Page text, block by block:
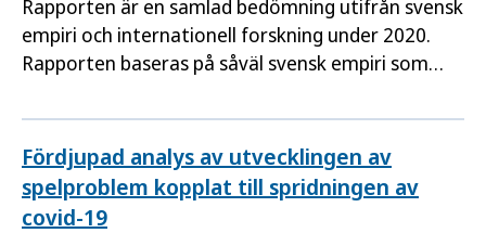
Rapporten är en samlad bedömning utifrån svensk
empiri och internationell forskning under 2020.
Rapporten baseras på såväl svensk empiri som
publikationen är aktörer…
Fördjupad analys av utvecklingen av
spelproblem kopplat till spridningen av
covid-19